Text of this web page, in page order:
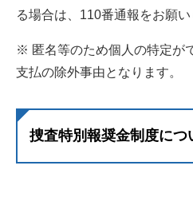
る場合は、110番通報をお願い
※ 匿名等のため個人の特定が
支払の除外事由となります。
捜査特別報奨金制度につ